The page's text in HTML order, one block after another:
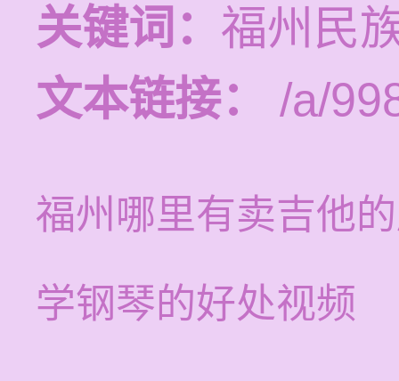
关键词： 福州民
文本链接：
/a/
福州哪里有卖吉他
学钢琴的好处视频